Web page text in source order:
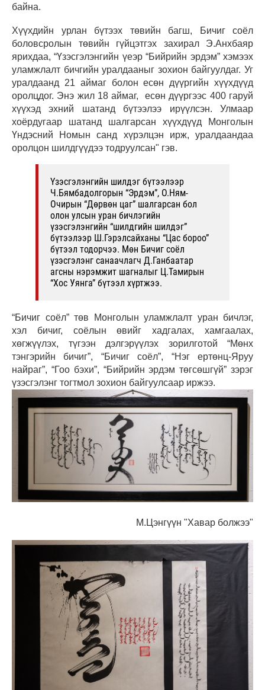
байна.
Хүүхдийн урлан бүтээх төвийн багш, Бичиг соёл
боловсролын төвийн гүйцэтгэх захирал Э.Анхбаяр
ярихдаа, “Үзэсгэлэнгийн үеэр “Бийрийн эрдэм” хэмээх
уламжлалт бичгийн уралдааныг зохион байгуулдаг. Уг
уралдаанд 21 аймаг болон есөн дүүргийн хүүхдүүд
оролцдог. Энэ жил 18 аймаг, есөн дүүргээс 400 гаруй
хүүхэд эхний шатанд бүтээлээ ирүүлсэн. Улмаар
хоёрдугаар шатанд шалгарсан хүүхдүүд Монголын
Үндэсний Номын санд хүрэлцэн ирж, уралдаандаа
оролцон шилдгүүдээ тодруулсан" гэв.
Үзэсгэлэнгийн шилдэг бүтээлээр
Ч.Бямбадолгорын “Эрдэм”, О.Ням-
Очирын “Дөрвөн цаг” шалгарсан бол
олон улсын уран бичлэгийн
үзэсгэлэнгийн “шилдгийн шилдэг”
бүтээлээр Ш.Гэрэлсайханы “Цас бороо”
бүтээл тодорчээ. Мөн Бичиг соёл
үзэсгэлэнг санаачлагч Д.Ганбаатар
агсны нэрэмжит шагналыг Ц.Тамирын
“Хос Уянга” бүтээл хүртжээ.
“Бичиг соёл” төв Монголын уламжлалт уран бичлэг,
хэл бичиг, соёлын өвийг хадгалах, хамгаалах,
хөгжүүлэх, түгээн дэлгэрүүлэх зорилготой “Мөнх
тэнгэрийн бичиг”, “Бичиг соёл”, “Нэг ертөнц-Яруу
найраг”, “Гоо бэхи”, “Бийрийн эрдэм төгсөшгүй” зэрэг
үзэсгэлэнг тогтмол зохион байгуулсаар иржээ.
М.Цэнгүүн "Хавар болжээ"